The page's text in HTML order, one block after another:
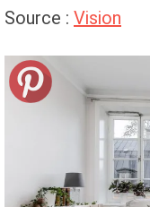
Source : Vision